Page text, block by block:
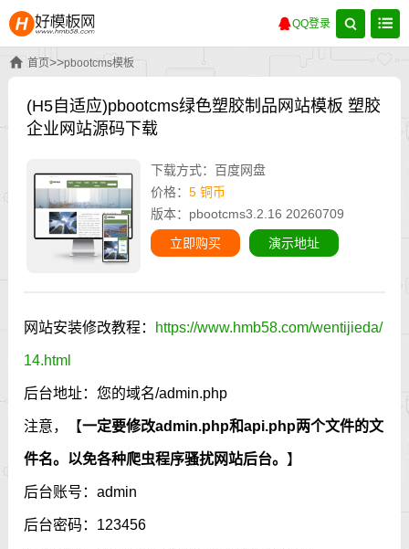
QQ登录
首页>>pbootcms模板
(H5自适应)pbootcms绿色塑胶制品网站模板 塑胶
企业网站源码下载
下载方式：百度网盘
价格：5 铜币
版本：pbootcms3.2.16 20260709
立即购买
演示地址
网站安装修改教程： https://www.hmb58.com/wentijieda/
14.html
后台地址：您的域名/admin.php
注意，【一定要修改admin.php和api.php两个文件的文
件名。以免各种爬虫程序骚扰网站后台。 】
后台账号：admin
后台密码：123456